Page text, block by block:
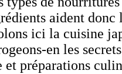
aident donc
ici la cuisine
en les
et préparations